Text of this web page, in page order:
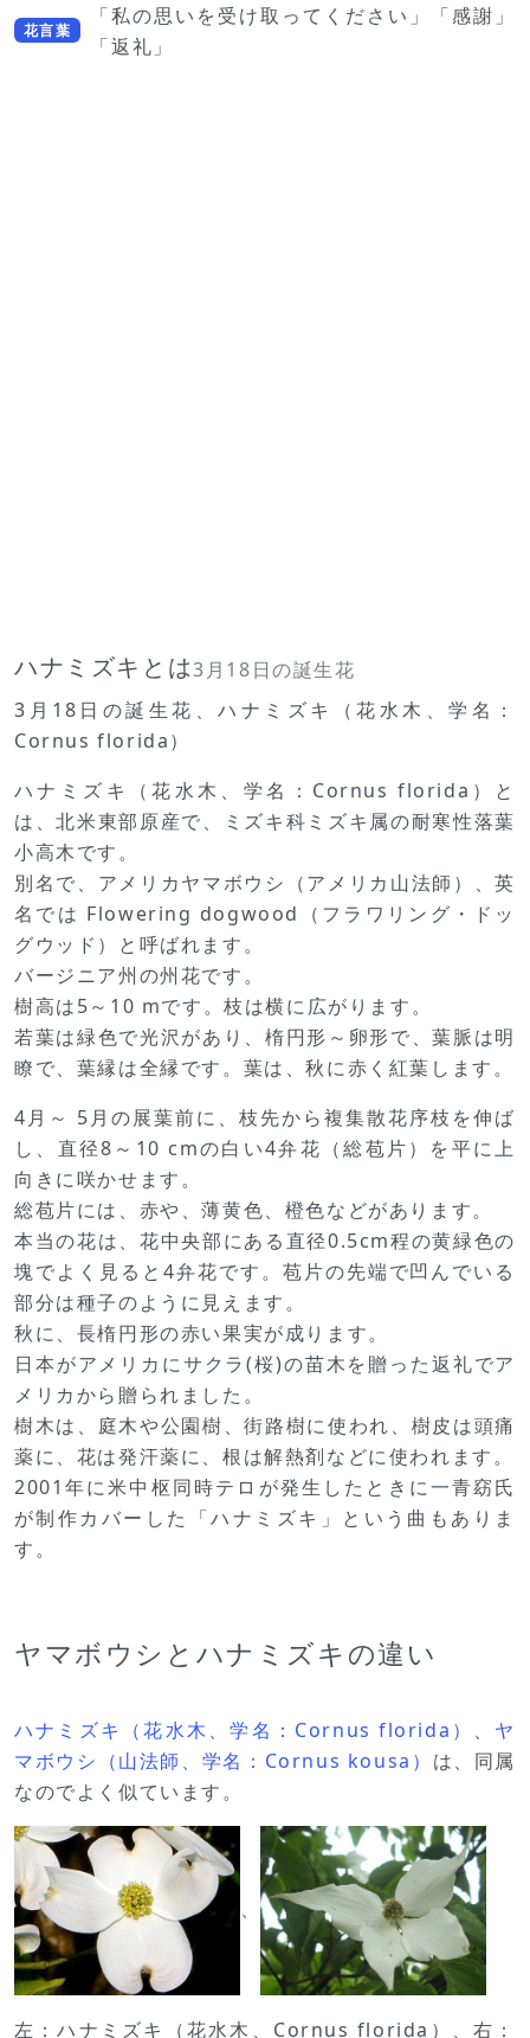
花言葉
「私の思いを受け取ってください」「感謝」
「返礼」
ハナミズキとは3月18日の誕生花
3月18日の誕生花、ハナミズキ（花水木、学名：
Cornus florida）
ハナミズキ（花水木、学名：Cornus florida）と
は、北米東部原産で、ミズキ科ミズキ属の耐寒性落葉
小高木です。
別名で、アメリカヤマボウシ（アメリカ山法師）、英
名では Flowering dogwood（フラワリング・ドッ
グウッド）と呼ばれます。
バージニア州の州花です。
樹高は5～10 mです。枝は横に広がります。
若葉は緑色で光沢があり、楕円形～卵形で、葉脈は明
瞭で、葉縁は全縁です。葉は、秋に赤く紅葉します。
4月～ 5月の展葉前に、枝先から複集散花序枝を伸ば
し、直径8～10 cmの白い4弁花（総苞片）を平に上
向きに咲かせます。
総苞片には、赤や、薄黄色、橙色などがあります。
本当の花は、花中央部にある直径0.5cm程の黄緑色の
塊でよく見ると4弁花です。苞片の先端で凹んでいる
部分は種子のように見えます。
秋に、長楕円形の赤い果実が成ります。
日本がアメリカにサクラ(桜)の苗木を贈った返礼でア
メリカから贈られました。
樹木は、庭木や公園樹、街路樹に使われ、樹皮は頭痛
薬に、花は発汗薬に、根は解熱剤などに使われます。
2001年に米中枢同時テロが発生したときに一青窈氏
が制作カバーした「ハナミズキ」という曲もありま
す。
ヤマボウシとハナミズキの違い
ハナミズキ（花水木、学名：Cornus florida） 、 ヤ
マボウシ（山法師、学名：Cornus kousa） は、同属
なのでよく似ています。
、
左：ハナミズキ（花水木、Cornus florida）、右：